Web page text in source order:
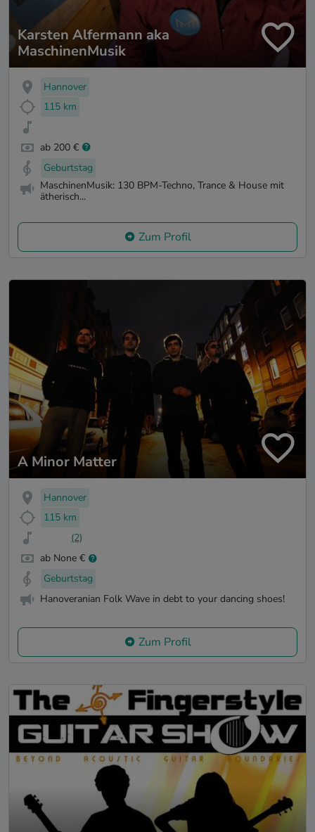
Karsten Alfermann aka
MaschinenMusik
Hannover
115 km
ab 200 €
Geburtstag
MaschinenMusik: 130 BPM-Techno, Trance & House mit
ätherisch...
Zum Profil
A Minor Matter
Hannover
115 km
(2)
ab None €
Geburtstag
Hanoveranian Folk Wave in debt to your dancing shoes!
Zum Profil